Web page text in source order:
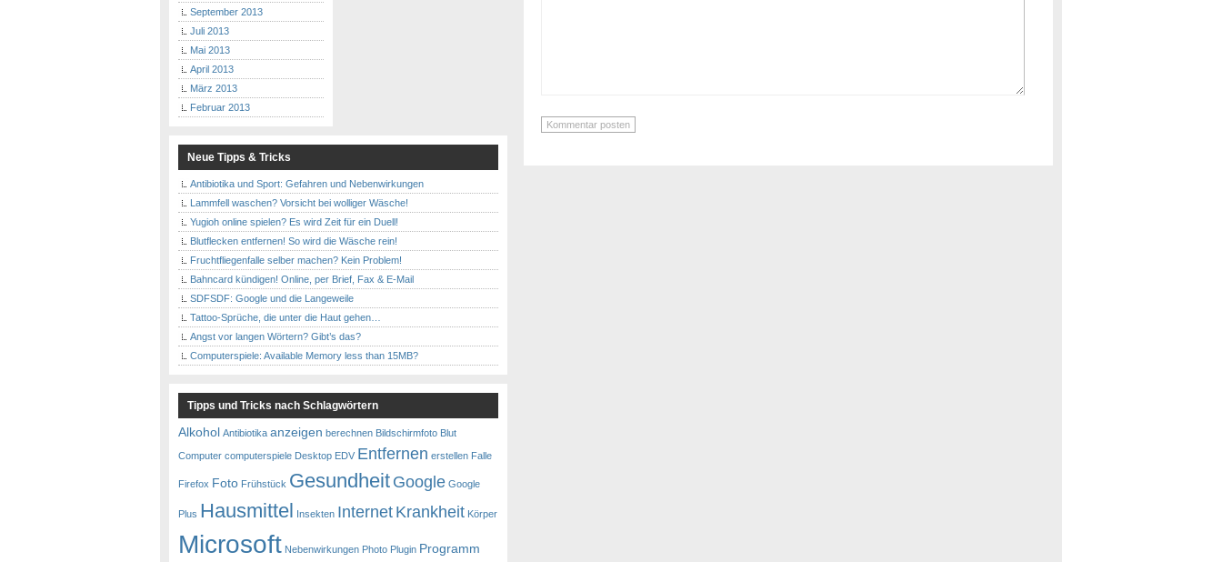
September 2013
Juli 2013
Mai 2013
April 2013
März 2013
Februar 2013
Neue Tipps & Tricks
Antibiotika und Sport: Gefahren und Nebenwirkungen
Lammfell waschen? Vorsicht bei wolliger Wäsche!
Yugioh online spielen? Es wird Zeit für ein Duell!
Blutflecken entfernen! So wird die Wäsche rein!
Fruchtfliegenfalle selber machen? Kein Problem!
Bahncard kündigen! Online, per Brief, Fax & E-Mail
SDFSDF: Google und die Langeweile
Tattoo-Sprüche, die unter die Haut gehen…
Angst vor langen Wörtern? Gibt’s das?
Computerspiele: Available Memory less than 15MB?
Tipps und Tricks nach Schlagwörtern
Alkohol Antibiotika anzeigen berechnen Bildschirmfoto Blut
Computer computerspiele Desktop EDV Entfernen erstellen Falle
Firefox Foto Frühstück Gesundheit Google Google
Plus Hausmittel Insekten Internet Krankheit Körper
Microsoft Nebenwirkungen Photo Plugin Programm